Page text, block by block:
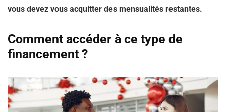
vous devez vous acquitter des mensualités restantes.
Comment accéder à ce type de
financement ?